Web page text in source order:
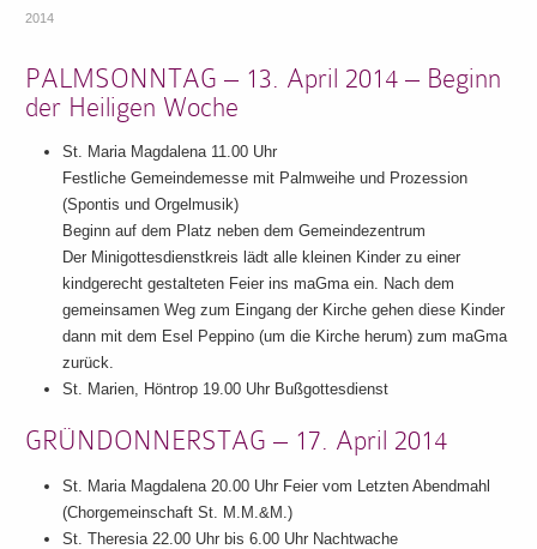
2014
PALMSONNTAG – 13. April 2014 – Beginn
der Heiligen Woche
St. Maria Magdalena 11.00 Uhr
Festliche Gemeindemesse mit Palmweihe und Prozession
(Spontis und Orgelmusik)
Beginn auf dem Platz neben dem Gemeindezentrum
Der Minigottesdienstkreis lädt alle kleinen Kinder zu einer
kindgerecht gestalteten Feier ins maGma ein. Nach dem
gemeinsamen Weg zum Eingang der Kirche gehen diese Kinder
dann mit dem Esel Peppino (um die Kirche herum) zum maGma
zurück.
St. Marien, Höntrop 19.00 Uhr Bußgottesdienst
GRÜNDONNERSTAG – 17. April 2014
St. Maria Magdalena 20.00 Uhr Feier vom Letzten Abendmahl
(Chorgemeinschaft St. M.M.&M.)
St. Theresia 22.00 Uhr bis 6.00 Uhr Nachtwache